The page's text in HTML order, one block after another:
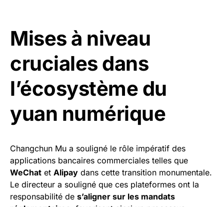
Mises à niveau
cruciales dans
l’écosystème du
yuan numérique
Changchun Mu a souligné le rôle impératif des
applications bancaires commerciales telles que
WeChat et Alipay dans cette transition monumentale.
Le directeur a souligné que ces plateformes ont la
responsabilité de s’aligner sur les mandats